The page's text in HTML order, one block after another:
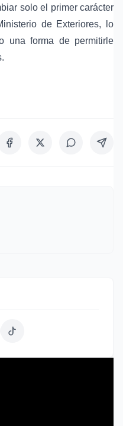
solo el primer carácter
de Exteriores, lo
una forma de permitirle